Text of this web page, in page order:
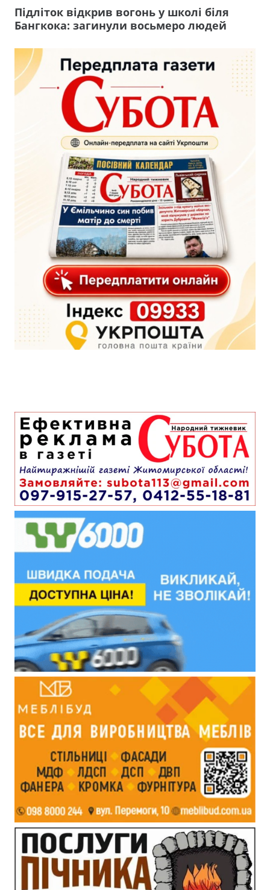
Підліток відкрив вогонь у школі біля
Бангкока: загинули восьмеро людей